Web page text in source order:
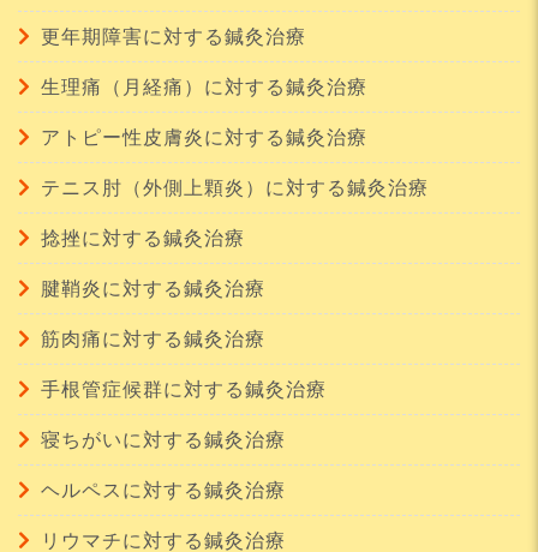
更年期障害に対する鍼灸治療
生理痛（月経痛）に対する鍼灸治療
アトピー性皮膚炎に対する鍼灸治療
テニス肘（外側上顆炎）に対する鍼灸治療
捻挫に対する鍼灸治療
腱鞘炎に対する鍼灸治療
筋肉痛に対する鍼灸治療
手根管症候群に対する鍼灸治療
寝ちがいに対する鍼灸治療
ヘルペスに対する鍼灸治療
リウマチに対する鍼灸治療